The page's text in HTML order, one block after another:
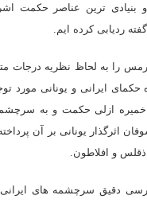
بنیادی ترین عناصر حکمت
ردیابی کرده ایم.
را به لحاظ نظریه درجات
حکمای ایرانی و یونانی مورد
خمیره ازلی حکمت و به
اثرگذار یونانی بر آن
و افلاطون.
دقیق سرچشمه های